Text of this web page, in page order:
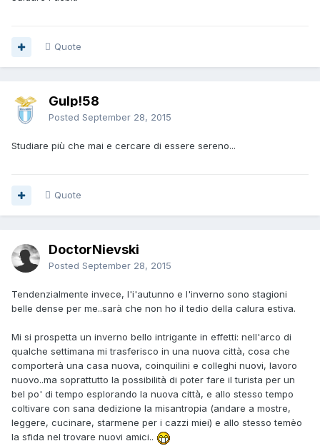
Quote
Gulp!58
Posted September 28, 2015
Studiare più che mai e cercare di essere sereno...
Quote
DoctorNievski
Posted September 28, 2015
Tendenzialmente invece, l'i'autunno e l'inverno sono stagioni
belle dense per me..sarà che non ho il tedio della calura estiva.
Mi si prospetta un inverno bello intrigante in effetti: nell'arco di
qualche settimana mi trasferisco in una nuova città, cosa che
comporterà una casa nuova, coinquilini e colleghi nuovi, lavoro
nuovo..ma soprattutto la possibilità di poter fare il turista per un
bel po' di tempo esplorando la nuova città, e allo stesso tempo
coltivare con sana dedizione la misantropia (andare a mostre,
leggere, cucinare, starmene per i cazzi miei) e allo stesso temèo
la sfida nel trovare nuovi amici..